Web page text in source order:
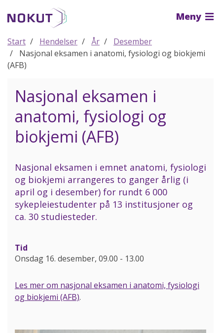
hovedinnhold
Meny
Start Hendelser År
Desember
Nasjonal eksamen i anatomi, fysiologi og biokjemi
(AFB)
Nasjonal eksamen i
anatomi, fysiologi og
biokjemi (AFB)
Nasjonal eksamen i emnet anatomi, fysiologi
og biokjemi arrangeres to ganger årlig (i
april og i desember) for rundt 6 000
sykepleiestudenter på 13 institusjoner og
ca. 30 studiesteder.
Tid
Onsdag 16. desember, 09.00 - 13.00
Les mer om nasjonal eksamen i anatomi, fysiologi
og biokjemi (AFB).